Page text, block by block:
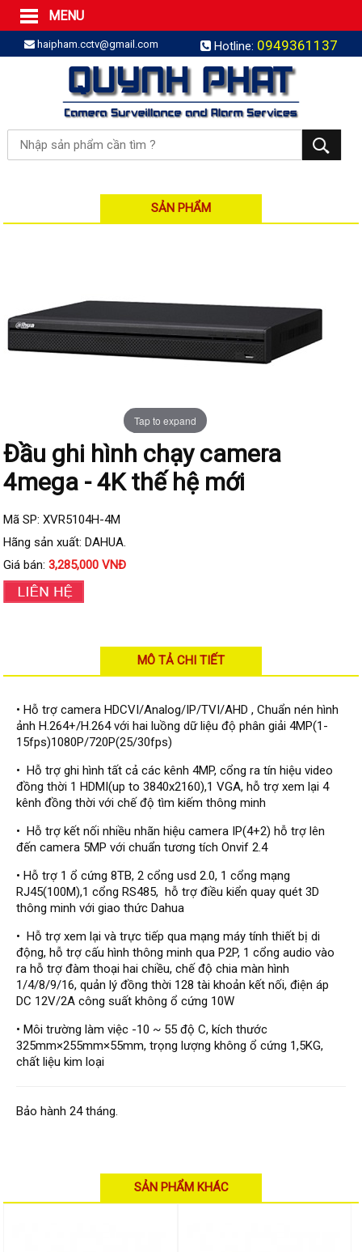
MENU
Trang Chủ
Sản phẩm
SẢN PHẨM TRỌN GÓI
LẮP BÁO TRỘM TRỌN GÓI
LẮP CAMERA TRỌN GÓI
Camera IP
Camera IP KBVISION
Camera IP HIKVISION
Đầu ghi IP | NVR
Đầu ghi IP HIKVISION
Đầu ghi IP Visionhitech
Camera Analog
Camera Dahua
Camera Visionhitech
Camera KBVISION
Đầu ghi HDParagon
Đầu ghi HIKVISION
Đầu ghi Visionhitech
Đầu ghi Dahua
Đầu ghi KBVISION
Thiết bị chống trộm Paradox
Thiết bị Enforcer
access control
Khóa điện tử VIRO
Khóa điện tử KBVISION
Access control Syris
Giải pháp
GIẢI PHÁP CAMERA AN NINH
BÁO ĐỘNG CHỐNG TRỘM
GIẢI PHÁP GIÁM SÁT RA VÀO
Hướng dẫn sử dụng
Tài liệu kỹ thuật
haipham.cctv@gmail.com Hotline: 0949361137
SẢN PHẨM
Tap to expand
Đầu ghi hình chạy camera
4mega - 4K thế hệ mới
Mã SP: XVR5104H-4M
Hãng sản xuất: DAHUA.
Giá bán:3,285,000 VNĐ
MÔ TẢ CHI TIẾT
• Hỗ trợ camera HDCVI/Analog/IP/TVI/AHD , Chuẩn nén hình
ảnh H.264+/H.264 với hai luồng dữ liệu độ phân giải 4MP(1-
15fps)1080P/720P(25/30fps)
• Hỗ trợ ghi hình tất cả các kênh 4MP, cổng ra tín hiệu video
đồng thời 1 HDMI(up to 3840x2160),1 VGA, hỗ trợ xem lại 4
kênh đồng thời với chế độ tìm kiếm thông minh
• Hỗ trợ kết nối nhiều nhãn hiệu camera IP(4+2) hỗ trợ lên
đến camera 5MP với chuẩn tương tích Onvif 2.4
• Hỗ trợ 1 ổ cứng 8TB, 2 cổng usd 2.0, 1 cổng mạng
RJ45(100M),1 cổng RS485, hỗ trợ điều kiển quay quét 3D
thông minh với giao thức Dahua
• Hỗ trợ xem lại và trực tiếp qua mạng máy tính thiết bị di
động, hỗ trợ cấu hình thông minh qua P2P, 1 cổng audio vào
ra hỗ trợ đàm thoại hai chiều, chế độ chia màn hình
1/4/8/9/16, quản lý đồng thời 128 tài khoản kết nối, điện áp
DC 12V/2A công suất không ổ cứng 10W
• Môi trường làm việc -10 ~ 55 độ C, kích thước
325mm×255mm×55mm, trọng lượng không ổ cứng 1,5KG,
chất liệu kim loại
Bảo hành 24 tháng.
SẢN PHẨM KHÁC